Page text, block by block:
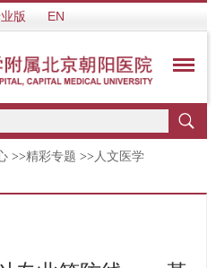
版 EN
>>精彩专题 >> 人文医学